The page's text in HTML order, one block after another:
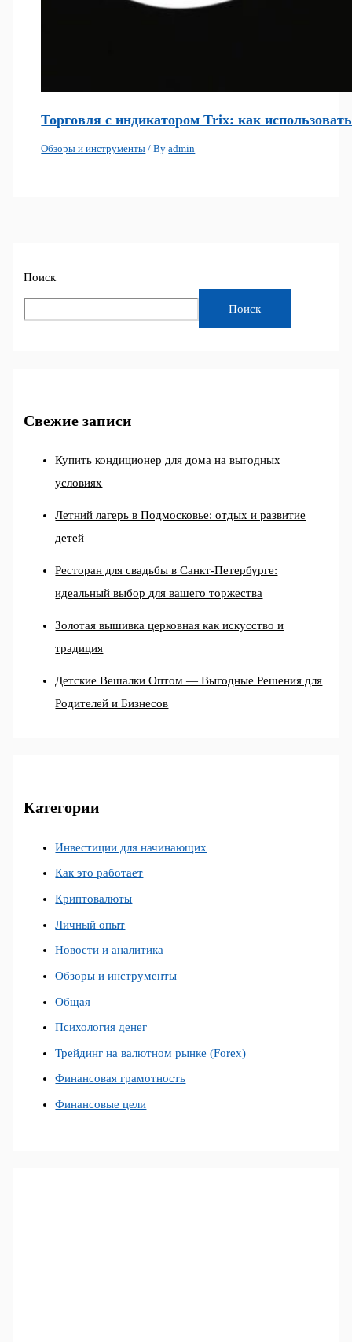
Торговля с индикатором Trix: как
Обзоры и инструменты / Byadmin
Поиск
Поиск
Свежие записи
Купить кондиционер для дома на выгодных
условиях
Летний лагерь в Подмосковье: отдых и развитие
детей
Ресторан для свадьбы в Санкт-Петербурге:
идеальный выбор для вашего торжества
Золотая вышивка церковная как искусство и
традиция
Детские Вешалки Оптом — Выгодные Решения для
Родителей и Бизнесов
Категории
Инвестиции для начинающих
Как это работает
Криптовалюты
Личный опыт
Новости и аналитика
Обзоры и инструменты
Общая
Психология денег
Трейдинг на валютном рынке (Forex)
Финансовая грамотность
Финансовые цели